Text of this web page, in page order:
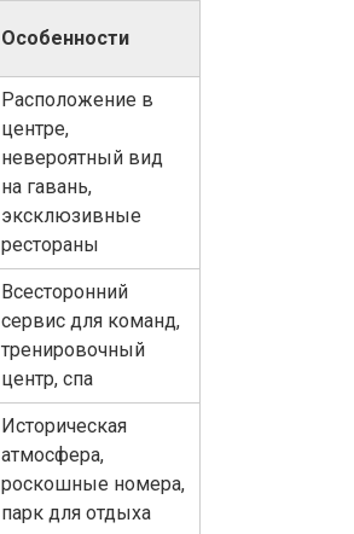
Особенности
Расположение в
центре,
невероятный вид
на гавань,
эксклюзивные
рестораны
Всесторонний
сервис для команд,
тренировочный
центр, спа
Историческая
атмосфера,
роскошные номера,
парк для отдыха